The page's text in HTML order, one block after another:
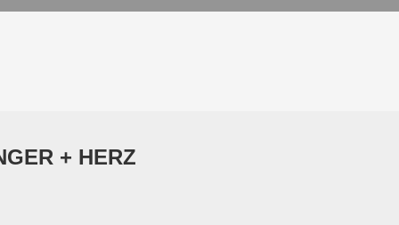
+ HERZ